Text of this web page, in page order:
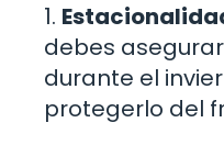
1.
debes
durante el
protegerlo del